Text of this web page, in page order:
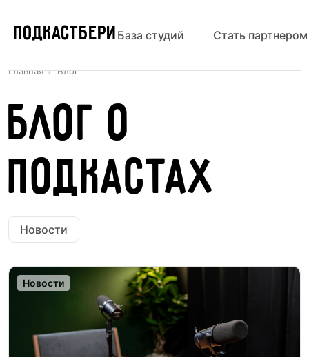
ПОДКАСТБЕРИ База студий Стать партнером
Главная Блог
Блог о
подкастах
Новости
Новости